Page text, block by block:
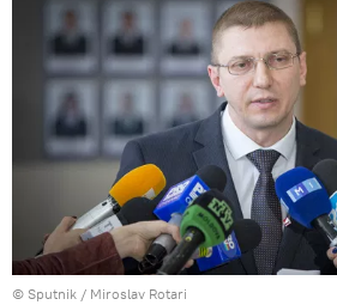
© Sputnik / Miroslav Rotari